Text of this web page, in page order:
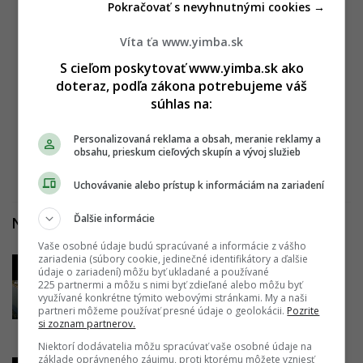
odpor, rieši ju štát
RED
Hanba Bratislavy naďalej bez povolení. Fasáda
hotela Park Inn špatí nábrežie, skolaudovaná nie
01.07.2025 10:19:20 RED
Najčítanejšie za posledné 4 dni
Nenechať to na developerov. Zimný
prístav je výzvou nielen pre investora,
ale aj mesto a štát
08.08.2026 13:54:38
Víta ťa www.yimba.sk
S cieľom poskytovať www.yimba.sk ako
doteraz, podľa zákona potrebujeme váš
súhlas na:
Personalizovaná reklama a obsah, meranie reklamy a
obsahu, prieskum cieľových skupín a vývoj služieb
Uchovávanie alebo prístup k informáciám na zariadení
Ďalšie informácie
Vaše osobné údaje budú spracúvané a informácie z vášho
zariadenia (súbory cookie, jedinečné identifikátory a ďalšie
údaje o zariadení) môžu byť ukladané a používané
225 partnermi a môžu s nimi byť zdieľané alebo môžu byť
využívané konkrétne týmito webovými stránkami. My a naši
partneri môžeme používať presné údaje o geolokácii. Pozrite
si zoznam partnerov.
Niektorí dodávatelia môžu spracúvať vaše osobné údaje na
základe oprávneného záujmu, proti ktorému môžete vzniesť
Pokračovať s nevyhnutnými cookies →